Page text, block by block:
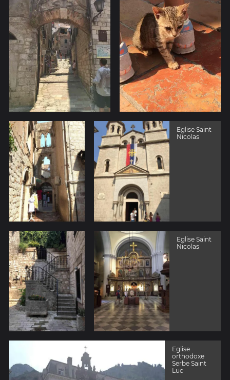
Eglise Saint
Nicolas
Eglise Saint
Nicolas
Eglise
orthodoxe
Serbe Saint
Luc